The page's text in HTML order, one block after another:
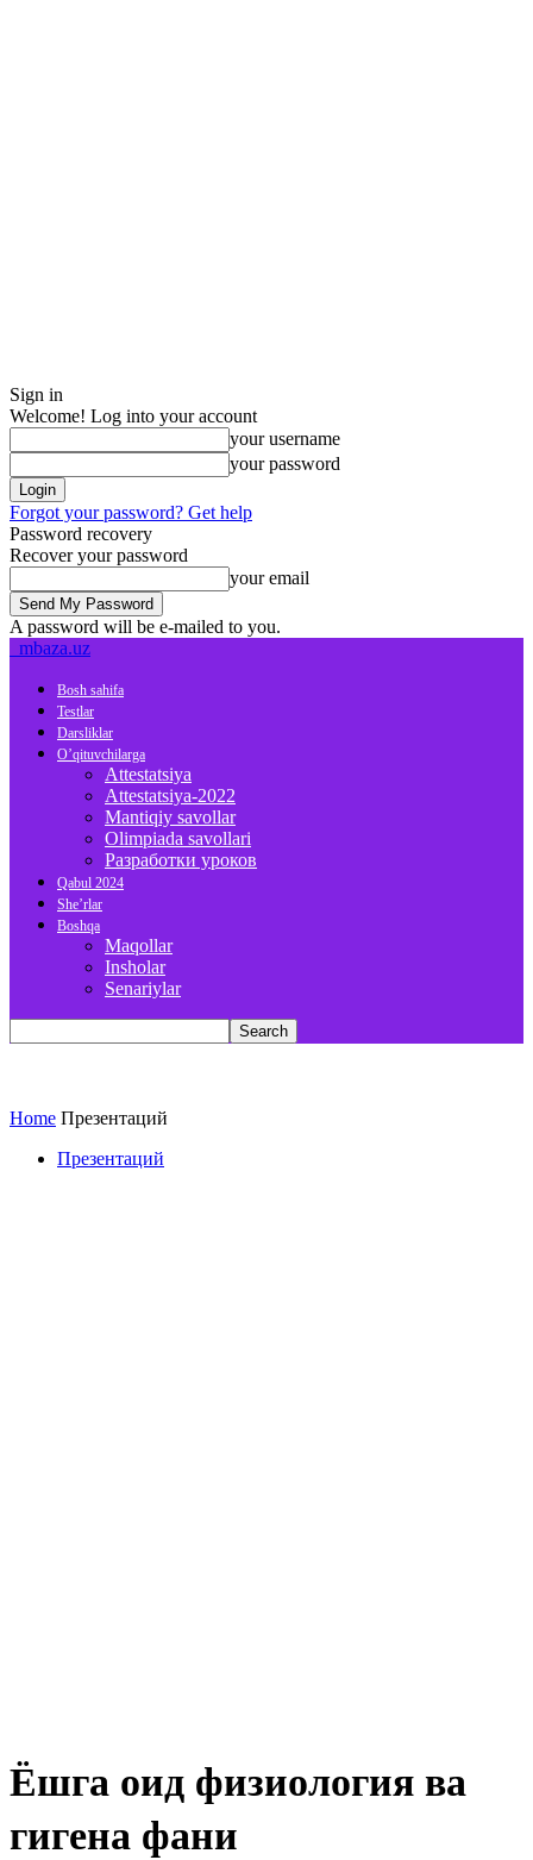
Sign in
Welcome! Log into your account
your username
your password
Forgot your password? Get help
Password recovery
Recover your password
your email
A password will be e-mailed to you.
mbaza.uz
Bosh sahifa
Testlar
Darsliklar
O’qituvchilarga
Attestatsiya
Attestatsiya-2022
Mantiqiy savollar
Olimpiada savollari
Разработки уроков
Qabul 2024
She’rlar
Boshqa
Maqollar
Insholar
Senariylar
Home Презентаций
Презентаций
Ёшга оид физиология ва
гигена фани